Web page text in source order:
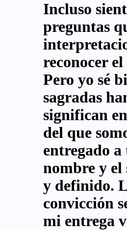
Incluso
preguntas
reconocer
Pero yo sé
sagradas
significan
del que
entregado
nombre y el
y definido.
convicción
mi entrega